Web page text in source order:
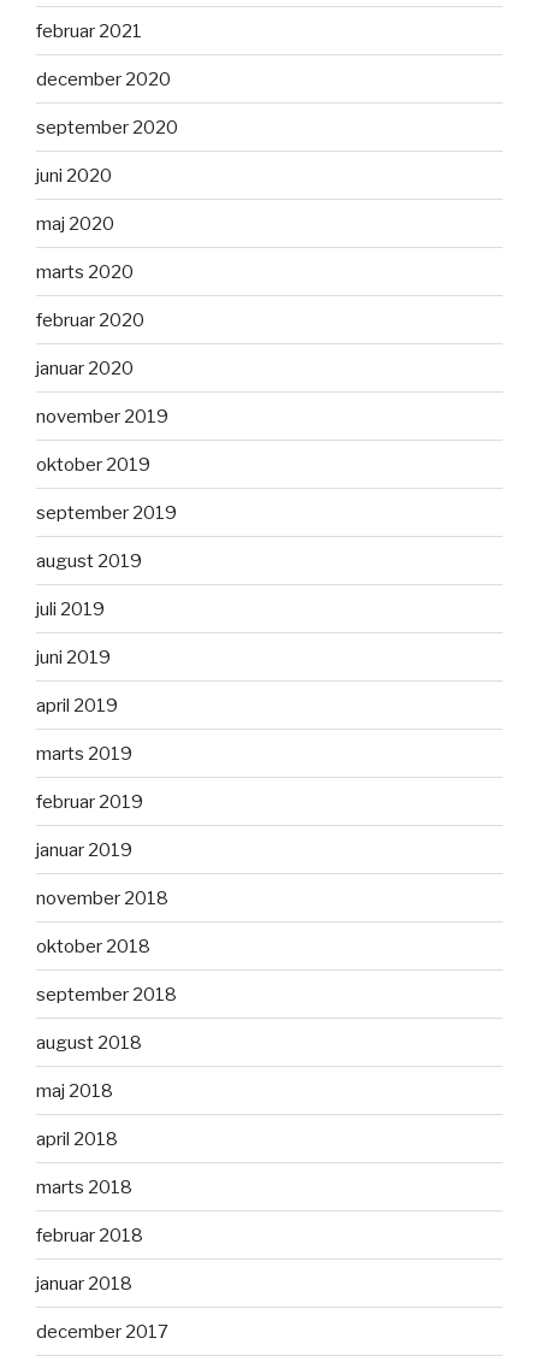
februar 2021
december 2020
september 2020
juni 2020
maj 2020
marts 2020
februar 2020
januar 2020
november 2019
oktober 2019
september 2019
august 2019
juli 2019
juni 2019
april 2019
marts 2019
februar 2019
januar 2019
november 2018
oktober 2018
september 2018
august 2018
maj 2018
april 2018
marts 2018
februar 2018
januar 2018
december 2017